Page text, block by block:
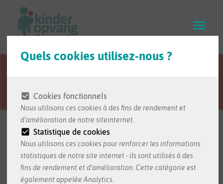
Quels cookies utilisez-nous ?
Cookies fonctionnels
Nous utilisons ces cookies à des fins de rendement et
d’amélioration de notre siteinternet.
Statistique de cookies
Nous utilisons ces cookies pour renforcer les informations
statistiques de notre site internet - ils sont utilisés à des
fins de rendement et d’amélioration. Cette catégorie est
également appelée Analytics.
néerlandais.
Bienvenue au
Loket Kinderopvang
Commencez votre demande pour votre bébé ou
jeune enfant ici.